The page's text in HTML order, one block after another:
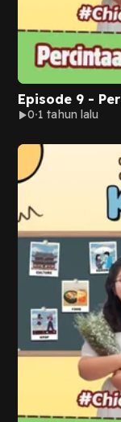
Episode 9 -
0 1 tahun lalu